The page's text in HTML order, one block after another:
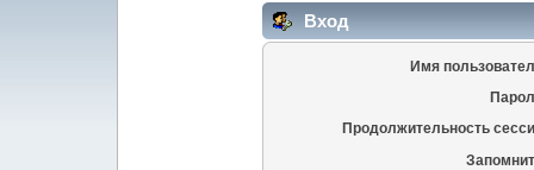
Вход
Имя
Продолжительность